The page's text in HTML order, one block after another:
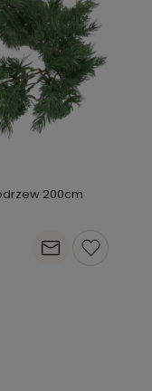
200cm